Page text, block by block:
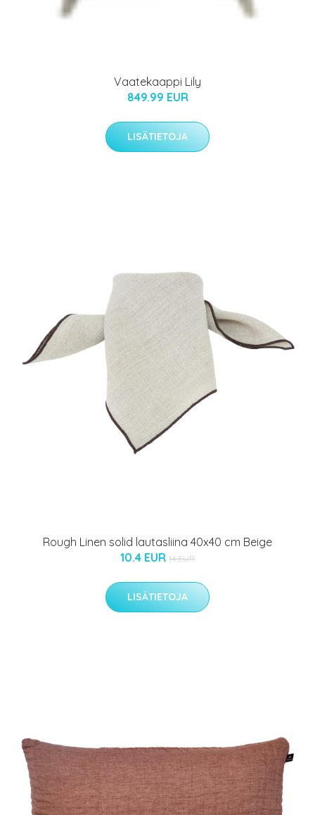
Vaatekaappi Lily
849.99 EUR
LISÄTIETOJA
Rough Linen solid lautasliina 40x40 cm Beige
10.4 EUR 14 EUR
LISÄTIETOJA